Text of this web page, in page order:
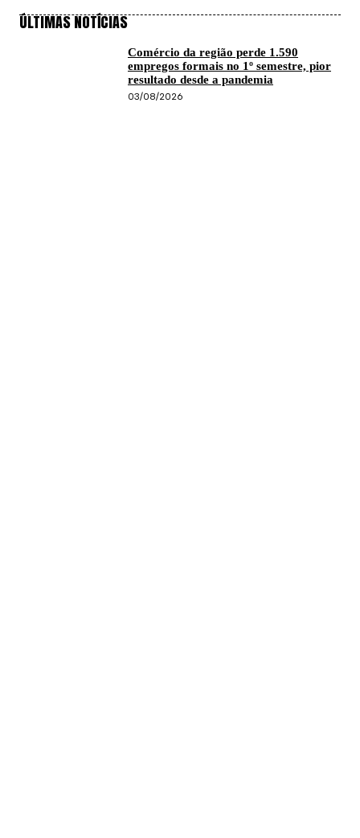
ÚLTIMAS NOTÍCIAS
Comércio da região perde 1.590
empregos formais no 1º semestre, pior
resultado desde a pandemia
03/08/2026